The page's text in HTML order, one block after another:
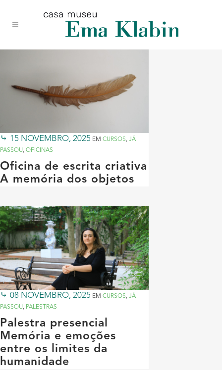
conteúdo
navegação
site
15 NOVEMBRO, 2025 EM CURSOS, JÁ
PASSOU, OFICINAS
Oficina de escrita criativa
A memória dos objetos
08 NOVEMBRO, 2025 EM CURSOS, JÁ
PASSOU, PALESTRAS
Palestra presencial
Memória e emoções
entre os limites da
humanidade